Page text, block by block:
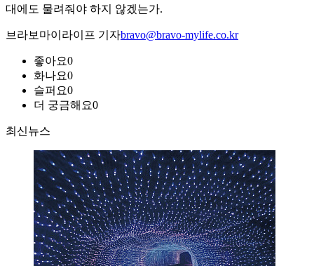
대에도 물려줘야 하지 않겠는가.
브라보마이라이프 기자bravo@bravo-mylife.co.kr
좋아요0
화나요0
슬퍼요0
더 궁금해요0
최신뉴스